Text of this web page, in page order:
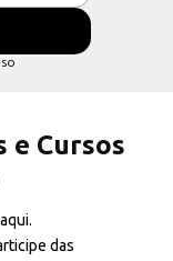
e Cursos
das